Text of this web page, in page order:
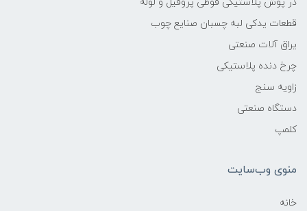
قطعات یدکی لبه چسبان صنایع چوب
یراق آلات صنعتی
چرخ دنده پلاستیکی
زاویه سنج
دستگاه صنعتی
کلمپ
منوی وب‌سایت
خانه